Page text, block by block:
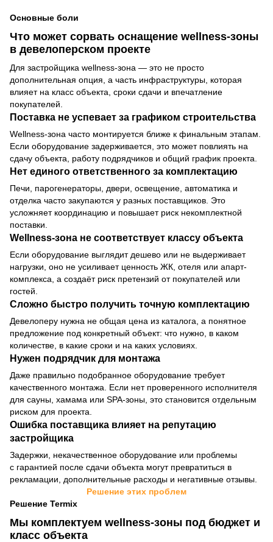
Основные боли
Что может сорвать оснащение wellness-зоны
в девелоперском проекте
Для застройщика wellness-зона — это не просто
дополнительная опция, а часть инфраструктуры, которая
влияет на класс объекта, сроки сдачи и впечатление
покупателей.
Поставка не успевает за графиком строительства
Wellness-зона часто монтируется ближе к финальным этапам.
Если оборудование задерживается, это может повлиять на
сдачу объекта, работу подрядчиков и общий график проекта.
Нет единого ответственного за комплектацию
Печи, парогенераторы, двери, освещение, автоматика и
отделка часто закупаются у разных поставщиков. Это
усложняет координацию и повышает риск некомплектной
поставки.
Wellness-зона не соответствует классу объекта
Если оборудование выглядит дешево или не выдерживает
нагрузки, оно не усиливает ценность ЖК, отеля или апарт-
комплекса, а создаёт риск претензий от покупателей или
гостей.
Сложно быстро получить точную комплектацию
Девелоперу нужна не общая цена из каталога, а понятное
предложение под конкретный объект: что нужно, в каком
количестве, в какие сроки и на каких условиях.
Нужен подрядчик для монтажа
Даже правильно подобранное оборудование требует
качественного монтажа. Если нет проверенного исполнителя
для сауны, хамама или SPA-зоны, это становится отдельным
риском для проекта.
Ошибка поставщика влияет на репутацию
застройщика
Задержки, некачественное оборудование или проблемы
с гарантией после сдачи объекта могут превратиться в
рекламации, дополнительные расходы и негативные отзывы.
Решение этих проблем
Решение Termix
Мы комплектуем wellness-зоны под бюджет и
класс объекта